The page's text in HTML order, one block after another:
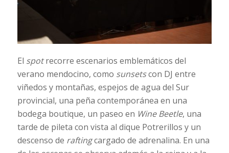
El spotrecorre escenarios emblemáticos del
verano mendocino, como sunsetscon DJ entre
viñedos y montañas, espejos de agua del Sur
provincial, una peña contemporánea en una
bodega boutique, un paseo en Wine Beetle, una
tarde de pileta con vista al dique Potrerillos y un
descenso de raftingcargado de adrenalina. En una